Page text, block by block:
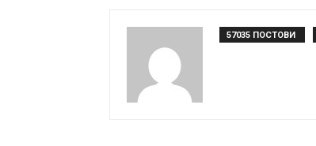
57035 ПОСТОВИ